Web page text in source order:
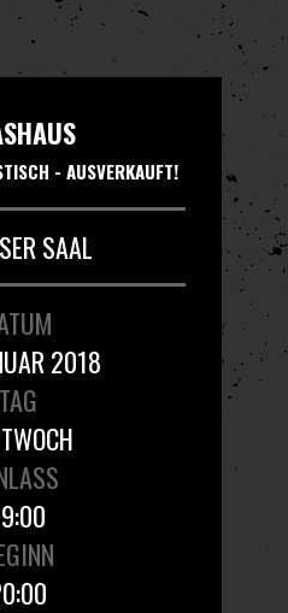
- AUSVERKAUFT!
SAAL
2018
TAG